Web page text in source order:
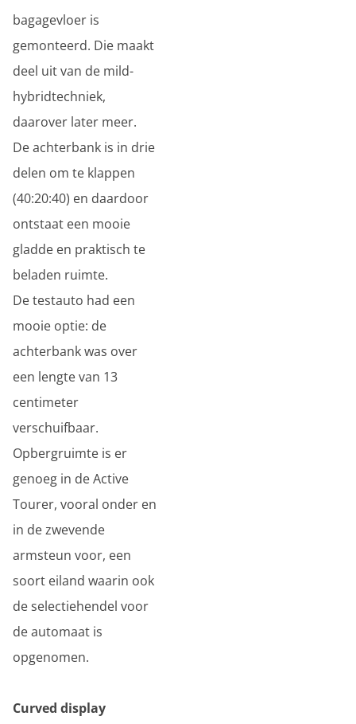
bagagevloer is
gemonteerd. Die maakt
deel uit van de mild-
hybridtechniek,
daarover later meer.
De achterbank is in drie
delen om te klappen
(40:20:40) en daardoor
ontstaat een mooie
gladde en praktisch te
beladen ruimte.
De testauto had een
mooie optie: de
achterbank was over
een lengte van 13
centimeter
verschuifbaar.
Opbergruimte is er
genoeg in de Active
Tourer, vooral onder en
in de zwevende
armsteun voor, een
soort eiland waarin ook
de selectiehendel voor
de automaat is
opgenomen.
Curved display